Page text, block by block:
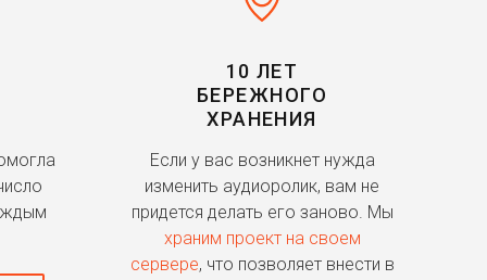
10 ЛЕТ
БЕРЕЖНОГО
ХРАНЕНИЯ
Если у вас возникнет нужда
изменить аудиоролик, вам не
придется делать его заново. Мы
храним проект на своем
сервере, что позволяет внести в